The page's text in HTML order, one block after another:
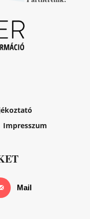
Impresszum
Mail